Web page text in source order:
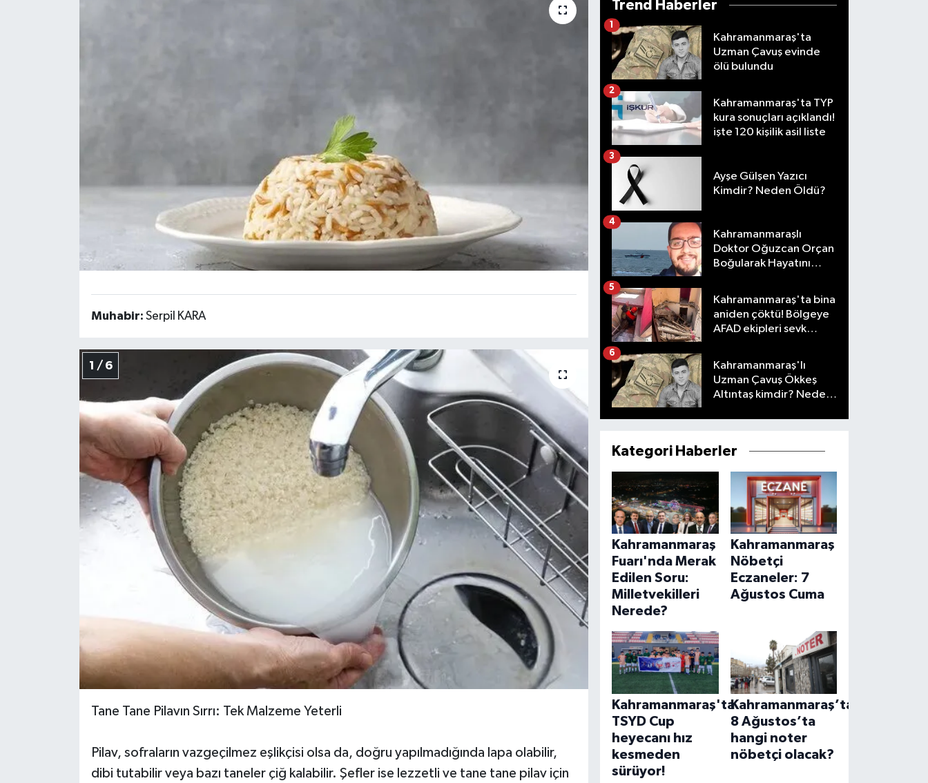
Muhabir: Serpil KARA
1 / 6
Tane Tane Pilavın Sırrı: Tek Malzeme Yeterli
Pilav, sofraların vazgeçilmez eşlikçisi olsa da, doğru yapılmadığında lapa olabilir,
dibi tutabilir veya bazı taneler çiğ kalabilir. Şefler ise lezzetli ve tane tane pilav için
Trend Haberler
Kahramanmaraş'ta
Uzman Çavuş evinde
ölü bulundu
1
Kahramanmaraş'ta TYP
kura sonuçları açıklandı!
işte 120 kişilik asil liste
2
Ayşe Gülşen Yazıcı
Kimdir? Neden Öldü?
3
Kahramanmaraşlı
Doktor Oğuzcan Orçan
Boğularak Hayatını
4
Kahramanmaraş'ta bina
aniden çöktü! Bölgeye
AFAD ekipleri sevk
5
Kahramanmaraş'lı
Uzman Çavuş Ökkeş
Altıntaş kimdir? Neden
6
Kategori Haberler
Kahramanmaraş
Fuarı'nda Merak
Edilen Soru:
Milletvekilleri
Nerede?
Kahramanmaraş
Nöbetçi
Eczaneler: 7
Ağustos Cuma
Kahramanmaraş'ta
TSYD Cup
heyecanı hız
kesmeden
sürüyor!
Kahramanmaraş’ta
8 Ağustos’ta
hangi noter
nöbetçi olacak?
KAHRAMANMARAŞ